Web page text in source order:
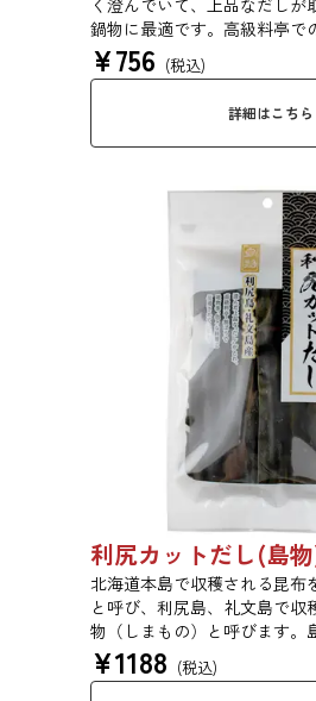
く澄んでいて、上品なだしが
鍋物に最適です。高級料亭で
使われている高級昆布です。
¥756 (税込)
詳細はこちら
利尻カットだし(島
北海道本島で収穫される昆布
と呼び、利尻島、礼文島で収
物（しまもの）と呼びます。
布は収穫量が少なく大変貴重
くは御本山のお台所や京都の
¥1188 (税込)